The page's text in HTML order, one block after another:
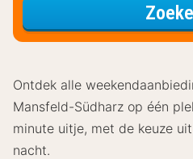
Ontdek alle
Mansfeld-Südharz op één
minute uitje, met de keuze
nacht.